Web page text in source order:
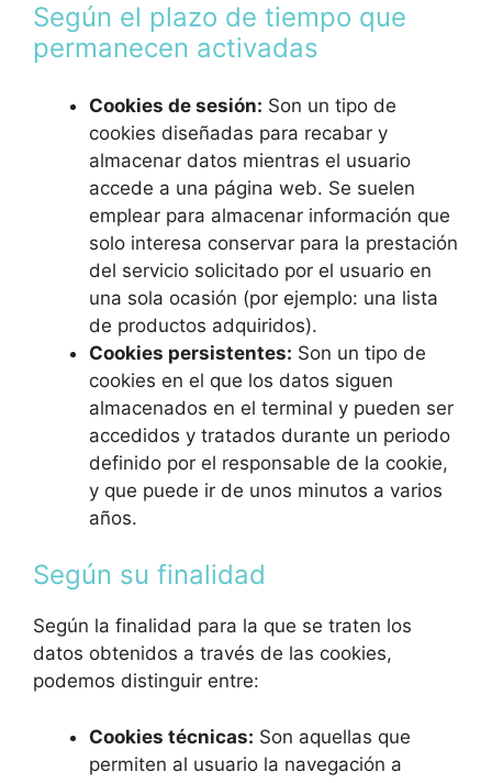
Según el plazo de tiempo que
permanecen activadas
Cookies de sesión: Son un tipo de
cookies diseñadas para recabar y
almacenar datos mientras el usuario
accede a una página web. Se suelen
emplear para almacenar información que
solo interesa conservar para la prestación
del servicio solicitado por el usuario en
una sola ocasión (por ejemplo: una lista
de productos adquiridos).
Cookies persistentes: Son un tipo de
cookies en el que los datos siguen
almacenados en el terminal y pueden ser
accedidos y tratados durante un periodo
definido por el responsable de la cookie,
y que puede ir de unos minutos a varios
años.
Según su finalidad
Según la finalidad para la que se traten los
datos obtenidos a través de las cookies,
podemos distinguir entre:
Cookies técnicas: Son aquellas que
permiten al usuario la navegación a